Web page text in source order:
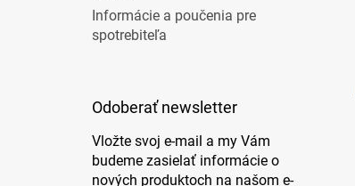
Informácie a poučenia pre
spotrebiteľa
Odoberať newsletter
Vložte svoj e-mail a my Vám
budeme zasielať informácie o
nových produktoch na našom e-